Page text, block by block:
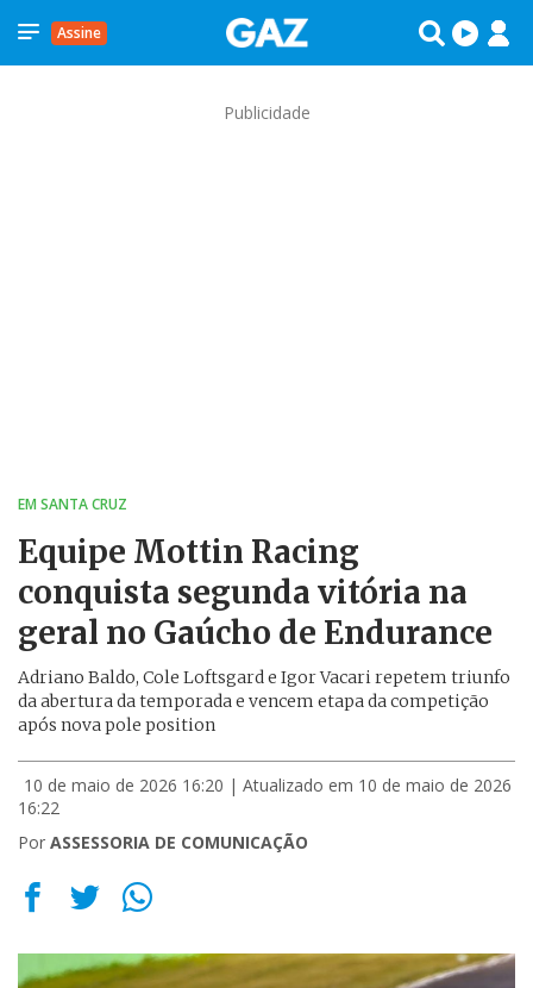
Assine
Publicidade
EM SANTA CRUZ
Equipe Mottin Racing
conquista segunda vitória na
geral no Gaúcho de Endurance
Adriano Baldo, Cole Loftsgard e Igor Vacari repetem triunfo
da abertura da temporada e vencem etapa da competição
após nova pole position
10 de maio de 2026 16:20 | Atualizado em 10 de maio de 2026
16:22
Por ASSESSORIA DE COMUNICAÇÃO